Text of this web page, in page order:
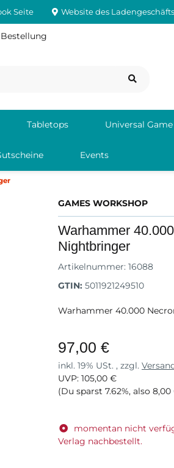
Seite Website des Ladengeschäfts
Tabletops Universal Game
Events
GAMES WORKSHOP
Warhammer
Nightbringer
Artikelnummer: 16088
GTIN: 5011921249510
Warhammer 40.000
97,00 €
inkl. 19% USt. , zzgl.
UVP: 105,00 €
(Du sparst 7.62%, also 8,00
momentan nicht
Verlag nachbestellt.